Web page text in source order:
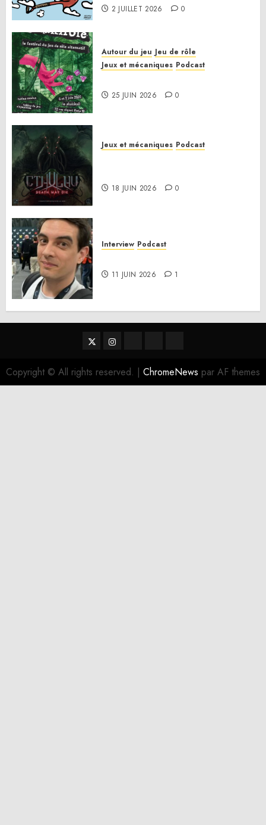
2 JUILLET 2026 0
Autour du jeu Jeu de rôle
Jeux et mécaniques Podcast
25 JUIN 2026 0
Jeux et mécaniques Podcast
18 JUIN 2026 0
Interview Podcast
11 JUIN 2026 1
TwitterInstagram
Copyright © All rights reserved. | ChromeNews par AF themes